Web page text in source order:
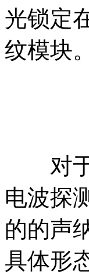
光锁定
纹模块。
对于
电波探
的的声
具体形